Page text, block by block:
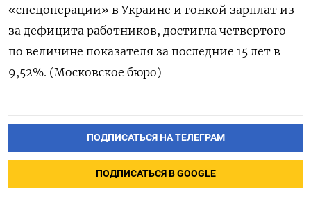
«спецоперации» в Украине и гонкой зарплат из-
за дефицита работников, достигла четвертого
по величине показателя за последние 15 лет в
9,52%. (Московское бюро)
ПОДПИСАТЬСЯ НА ТЕЛЕГРАМ
ПОДПИСАТЬСЯ В GOOGLE